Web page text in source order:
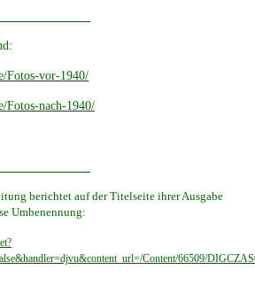
Fotos-vor-1940/
Fotos-nach-1940/
berichtet auf der Titelseite ihrer Ausgabe
Umbenennung:
Content/66509/